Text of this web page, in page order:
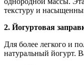
текстуру и
2. Йогуртовая
Для более легкого и
натуральный йогурт.